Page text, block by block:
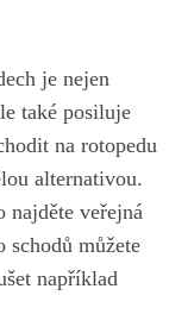
je ⁤nejen
také posiluje
na rotopedu
alternativou.
najděte veřejná
schodů můžete
například